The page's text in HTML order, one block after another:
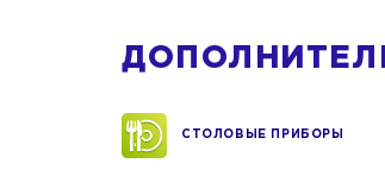
СТОЛОВЫЕ ПРИБОРЫ